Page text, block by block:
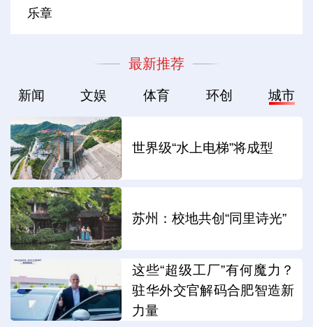
乐章
最新推荐
新闻 文娱 体育 环创 城市
世界级“水上电梯”将成型
苏州：校地共创“同里诗光”
这些“超级工厂”有何魔力？
驻华外交官解码合肥智造新
力量